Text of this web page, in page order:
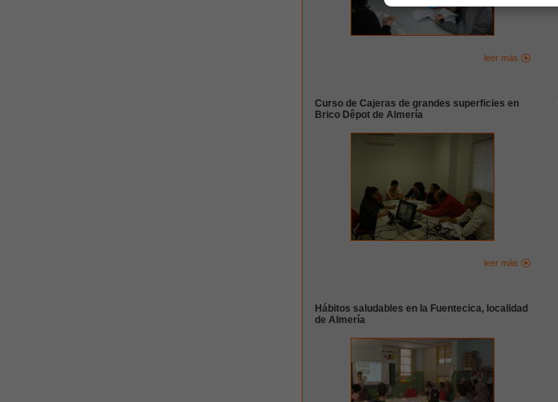
leer más
Curso de Cajeras de grandes superficies en
Brico Dêpot de Almería
leer más
Hábitos saludables en la Fuentecica, localidad
de Almería